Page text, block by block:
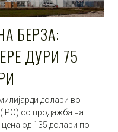
БЕРЗА:
ДУРИ 75
долари во
со продажба на
од 135 долари по